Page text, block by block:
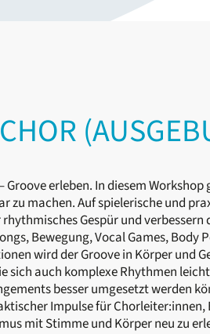
Groove erleben. In diesem
zu machen. Auf spielerische und
Gespür und
Bewegung, Vocal Games, Body
wird der Groove in Körper und
sich auch komplexe Rhythmen
besser umgesetzt werden
Impulse für Chorleiter:innen,
mit Stimme und Körper neu zu